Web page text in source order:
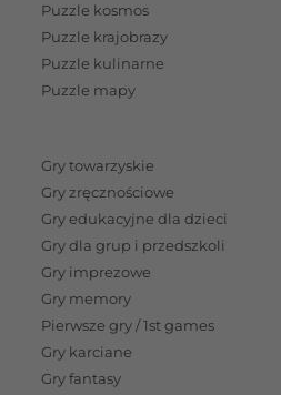
Puzzle kosmos
Puzzle krajobrazy
Puzzle kulinarne
Puzzle mapy
Gry towarzyskie
Gry zręcznościowe
Gry edukacyjne dla dzieci
Gry dla grup i przedszkoli
Gry imprezowe
Gry memory
Pierwsze gry / 1st games
Gry karciane
Gry fantasy